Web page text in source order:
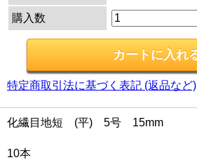
購入数
特定商取引法に基づく表記 (返品など)
化繊目地短 (平) 5号 15mm
10本